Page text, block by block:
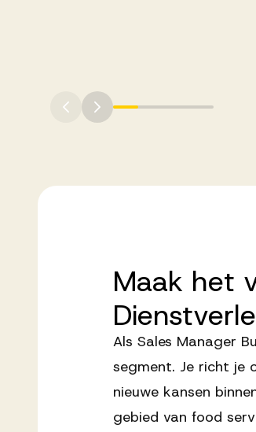
Maak het
Als Sales Manager
segment. Je richt je
nieuwe kansen
gebied van food